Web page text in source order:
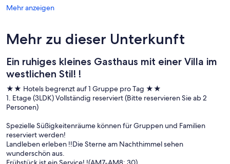
Mehr anzeigen
Mehr zu dieser Unterkunft
Ein ruhiges kleines Gasthaus mit einer Villa im
westlichen Stil! !
★★ Hotels begrenzt auf 1 Gruppe pro Tag ★★
1. Etage (3LDK) Vollständig reserviert (Bitte reservieren Sie ab 2
Personen)
Spezielle Süßigkeitenräume können für Gruppen und Familien
reserviert werden!
Landleben erleben !!Die Sterne am Nachthimmel sehen
wunderschön aus.